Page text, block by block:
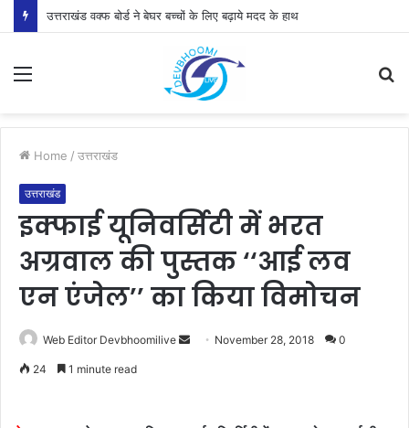
उत्तराखंड वक्फ बोर्ड ने बेघर बच्चों के लिए बढ़ाये मदद के हाथ
Menu
Home / उत्तराखंड
उत्तराखंड
इक्फाई यूनिवर्सिटी में भरत
अग्रवाल की पुस्तक ‘‘आई लव
एन एंजेल’’ का किया विमोचन
Web Editor Devbhoomilive
Send November 28, 2018 0
24 1 minute read